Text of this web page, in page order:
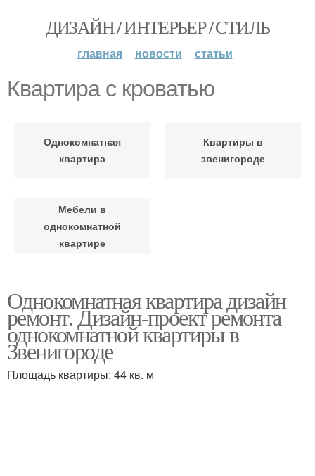
ДИЗАЙН / ИНТЕРЬЕР / СТИЛЬ
главная новости статьи
Квартира с кроватью
Однокомнатная
квартира
Квартиры в
звенигороде
Мебели в
однокомнатной
квартире
Однокомнатная квартира дизайн
ремонт. Дизайн-проект ремонта
однокомнатной квартиры в
Звенигороде
Площадь квартиры: 44 кв. м